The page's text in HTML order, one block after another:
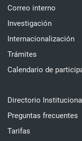
Correo interno
Investigación
Internacionalización
Trámites
Calendario de
Directorio Institucional
Preguntas frecuentes
Tarifas